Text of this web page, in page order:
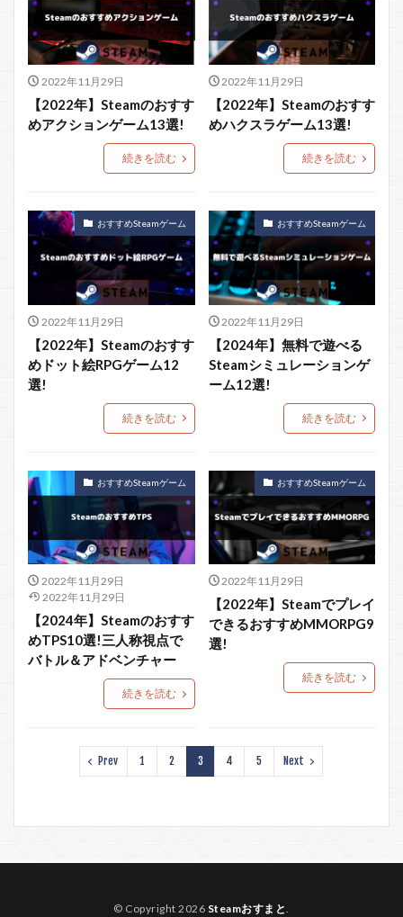
2022年11月29日
【2022年】Steamのおすす
めアクションゲーム13選!
続きを読む
2022年11月29日
【2022年】Steamのおすす
めハクスラゲーム13選!
続きを読む
おすすめSteamゲーム
2022年11月29日
【2022年】Steamのおすす
めドット絵RPGゲーム12
選!
続きを読む
おすすめSteamゲーム
2022年11月29日
【2024年】無料で遊べる
Steamシミュレーションゲ
ーム12選!
続きを読む
おすすめSteamゲーム
2022年11月29日
2022年11月29日
【2024年】Steamのおすす
めTPS10選!三人称視点で
バトル＆アドベンチャー
続きを読む
おすすめSteamゲーム
2022年11月29日
【2022年】Steamでプレイ
できるおすすめMMORPG9
選!
続きを読む
Prev 1 2 3 4 5 Next
© Copyright 2026 Steamおすまと.